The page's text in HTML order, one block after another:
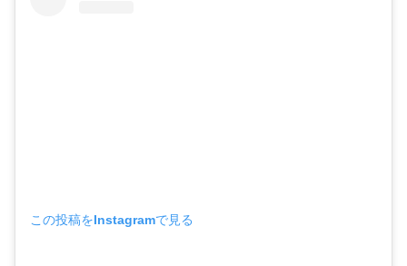
この投稿をInstagramで見る